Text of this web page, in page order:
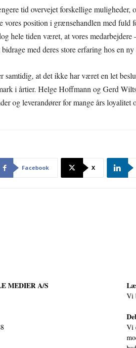
tid overvejet forskellige muligheder,
vores position i grænsehandlen med fuld
hele tiden været, at vores
med deres store erfaring hos en
samtidig, at det ikke har været en let
i årtier. Helge Hoffmann og Gerd
og leverandører for mange års
Facebook X
MEDIER A/S
Vi
Vi